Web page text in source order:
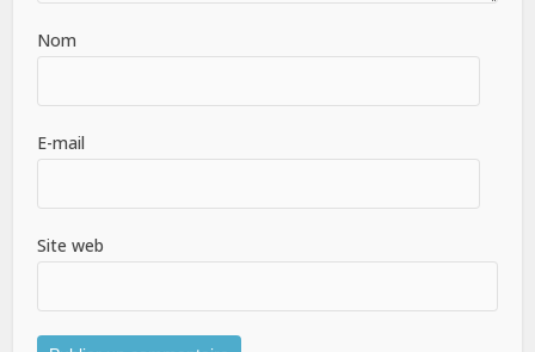
Nom
E-mail
Site web